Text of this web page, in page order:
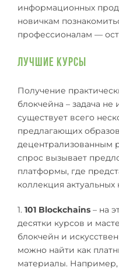
информационных
новичкам
профессионалам —
Лучшие курсы
Получение
блокчейна – задача
существует всего
предлагающих
децентрализованным
спрос вызывает
платформы, где
коллекция актуальных
1. 101 Blockchains – на
десятки курсов и
блокчейн и
можно найти как
материалы. Например,